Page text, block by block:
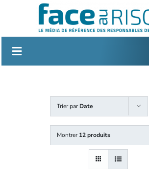
Trier parDate
Montrer12 produits